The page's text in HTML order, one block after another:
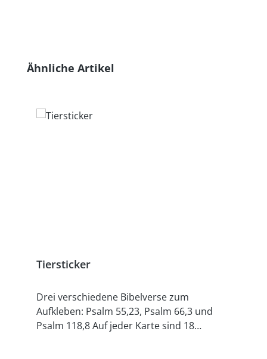
Produktgalerie überspringen
Ähnliche Artikel
Tiersticker
Drei verschiedene Bibelverse zum
Aufkleben: Psalm 55,23, Psalm 66,3 und
Psalm 118,8 Auf jeder Karte sind 18